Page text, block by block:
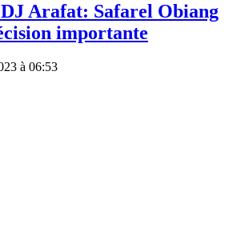
Arafat: Safarel Obiang
importante
à 06:53